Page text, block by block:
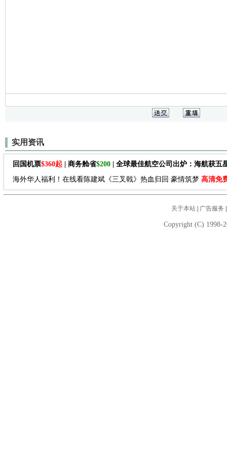
实用资讯
回国机票$360起 | 商务舱省$200 | 全球最佳航空公司出炉：海航获五
海外华人福利！在线看陈建斌《三叉戟》热血归回 豪情筑梦 高清免
关于本站| 广告服务
Copyright (C) 1998-